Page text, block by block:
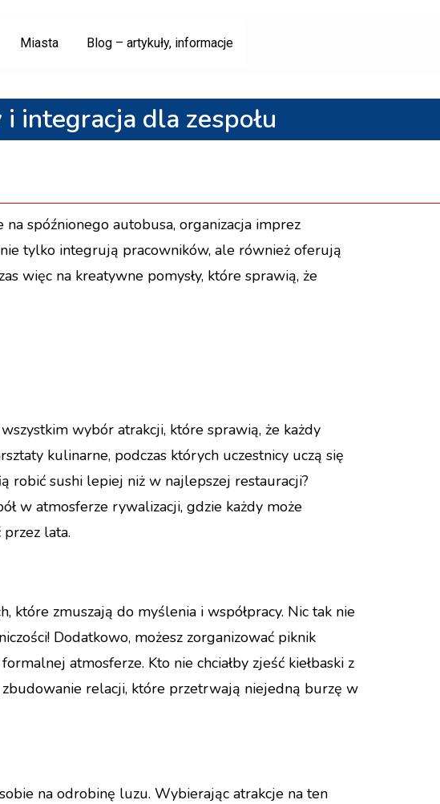
Miasta Blog – artykuły, informacje
integracja dla zespołu
spóźnionego autobusa, organizacja imprez
tylko integrują pracowników, ale również oferują
więc na kreatywne pomysły, które sprawią, że
wybór atrakcji, które sprawią, że każdy
kulinarne, podczas których uczestnicy uczą się
robić sushi lepiej niż w najlepszej restauracji?
w atmosferze rywalizacji, gdzie każdy może
lata.
które zmuszają do myślenia i współpracy. Nic tak nie
Dodatkowo, możesz zorganizować piknik
atmosferze. Kto nie chciałby zjeść kiełbaski z
relacji, które przetrwają niejedną burzę w
na odrobinę luzu. Wybierając atrakcje na ten